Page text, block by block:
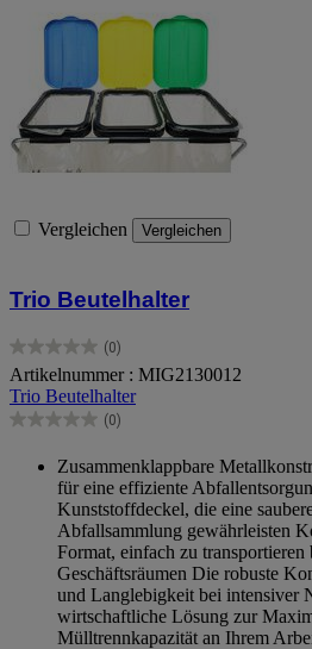
Vergleichen Vergleichen
Trio Beutelhalter
(0)
0.0
von
5
Sternen.
Artikelnummer : MIG2130012
Trio Beutelhalter
(0)
0.0
Sternen.
Zusammenklappbare
für eine effiziente
Kunststoffdeckel, die eine
Abfallsammlung gewährleisten
Format, einfach zu transportieren
Geschäftsräumen Die robuste
und Langlebigkeit bei intensiver
wirtschaftliche Lösung zur
Mülltrennkapazität an Ihrem